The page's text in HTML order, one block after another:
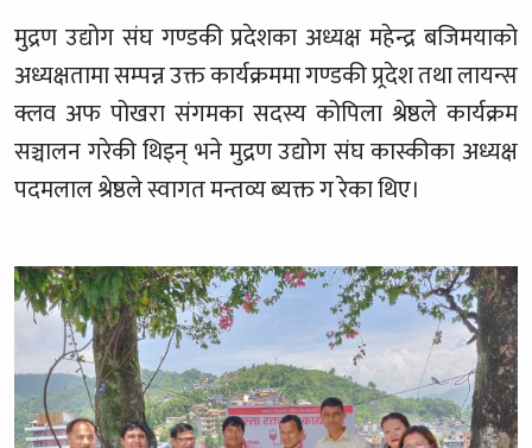
मुद्रण उद्योग संघ गण्डकी प्रदेशका अध्यक्ष महेन्द्र बजिमयाको
अध्यक्षतामा सम्पन्न उक्त कार्यक्रममा गण्डकी प्र्रदेश तथा लायन्स
क्लव अफ पोखरा संगमका सदस्य कोपिला श्रेष्ठले कार्यक्रम
सञ्चालन गरेकी थिइन् भने मुद्रण उद्योग संघ कास्कीका अध्यक्ष
पदमलाल श्रेष्ठले स्वागत मन्तव्य ब्यक्त ग रेका थिए।